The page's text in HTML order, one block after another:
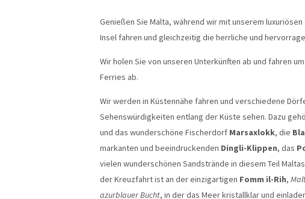
Genießen Sie Malta, während wir mit unserem
Insel fahren und gleichzeitig die herrliche und
Wir holen Sie von unseren Unterkünften ab und fahren um
Ferries ab.
Wir werden in Küstennähe fahren und verschiedene
Sehenswürdigkeiten entlang der Küste sehen. Dazu
und das wunderschöne Fischerdorf Marsaxlokk, die
markanten und beeindruckenden Dingli-Klippen, das
vielen wunderschönen Sandstrände in diesem Teil
der Kreuzfahrt ist an der einzigartigen Fomm il-Rih,
azurblauer Bucht, in der das Meer kristallklar und